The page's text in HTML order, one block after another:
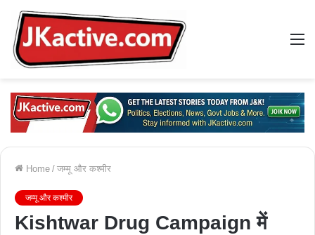
Home / जम्मू और कश्मीर
जम्मू और कश्मीर
Kishtwar Drug Campaign में